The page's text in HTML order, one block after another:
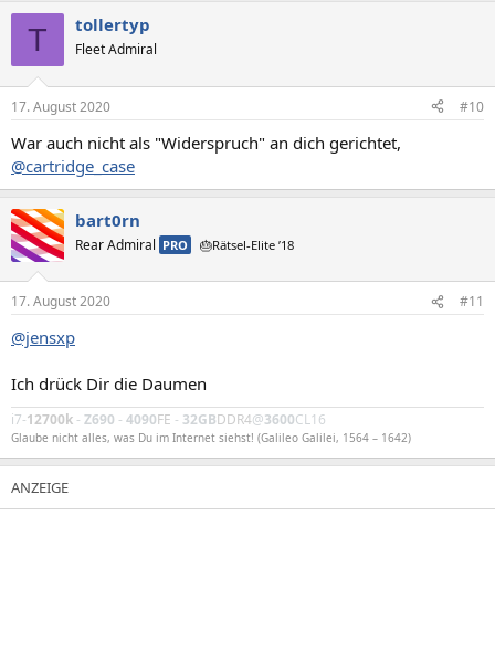
T tollertyp
Fleet Admiral
17. August 2020 #10
War auch nicht als "Widerspruch" an dich gerichtet,
@cartridge_case
bart0rn
Rear Admiral PRO 🎂Rätsel-Elite ’18
17. August 2020 #11
@jensxp
Ich drück Dir die Daumen
i7-12700k - Z690 - 4090FE - 32GBDDR4@3600CL16
Glaube nicht alles, was Du im Internet siehst! (Galileo Galilei, 1564 – 1642)